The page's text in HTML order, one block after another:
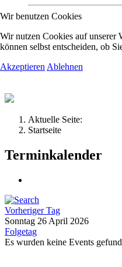
Aktuelle Seite:
Startseite
Terminkalender
Vorheriger Tag
Sonntag 26 April 2026
Folgetag
Es wurden keine Events
Wir benutzen Cookies
Wir nutzen Cookies auf unserer
können selbst entscheiden, ob
Akzeptieren Ablehnen